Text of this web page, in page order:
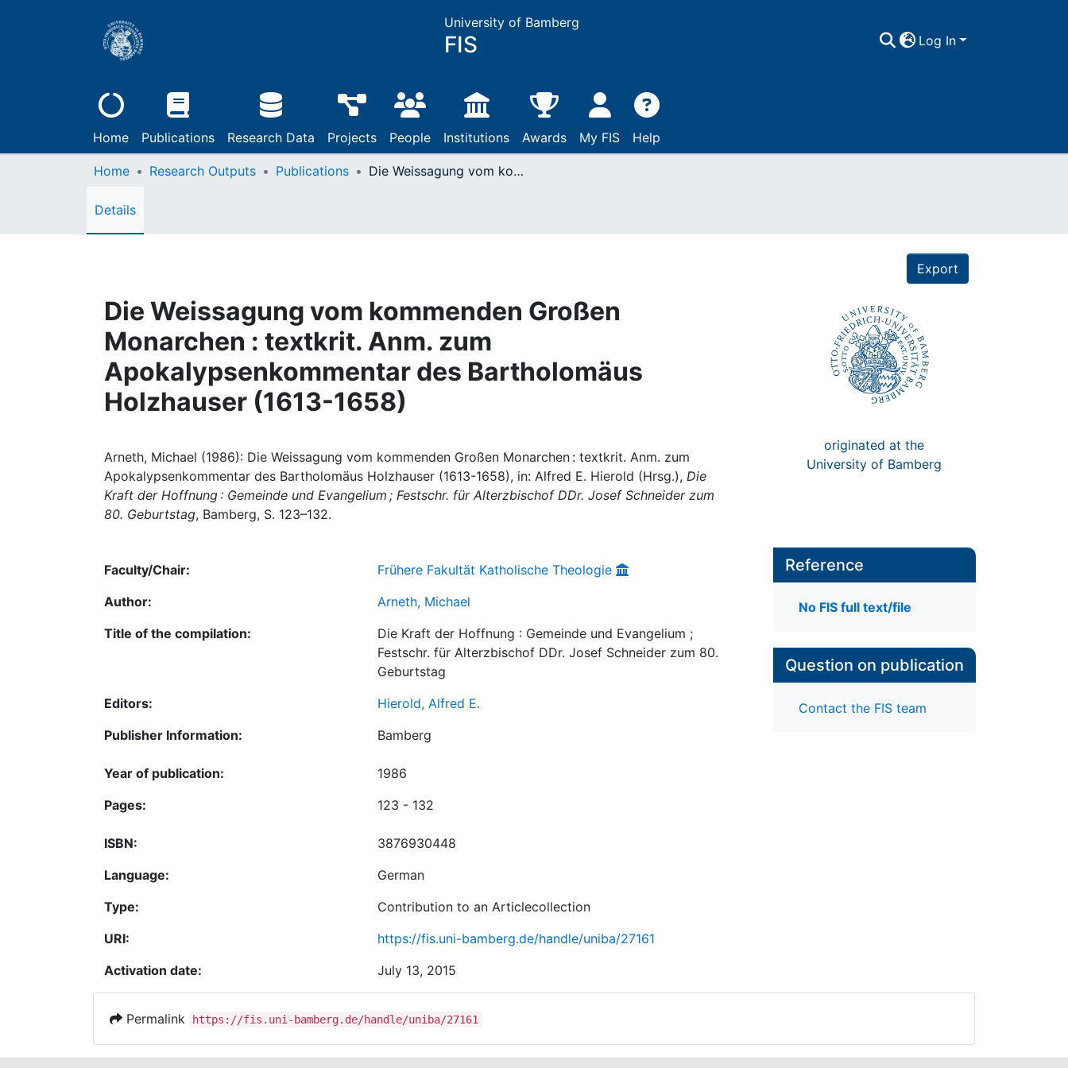
University of Bamberg
FIS Log In
Home Publications Research Data Projects People Institutions Awards My FIS Help
Home Research Outputs Publications Die Weissagung vom kommenden Großen Monarchen : textkrit. Anm. zum Apokalypsenkommentar des Bartholomäus Holzhauser (1613-1658)
Details
Export
Die Weissagung vom kommenden Großen
Monarchen : textkrit. Anm. zum
Apokalypsenkommentar des Bartholomäus
Holzhauser (1613-1658)
Arneth, Michael (1986): Die Weissagung vom kommenden Großen Monarchen : textkrit. Anm. zum
Apokalypsenkommentar des Bartholomäus Holzhauser (1613-1658), in: Alfred E. Hierold (Hrsg.), Die
Kraft der Hoffnung : Gemeinde und Evangelium ; Festschr. für Alterzbischof DDr. Josef Schneider zum
80. Geburtstag, Bamberg, S. 123–132.
originated at the
University of Bamberg
Faculty/Chair:
Frühere Fakultät Katholische Theologie
Author:
Arneth, Michael
Title of the compilation:
Die Kraft der Hoffnung : Gemeinde und Evangelium ;
Festschr. für Alterzbischof DDr. Josef Schneider zum 80.
Geburtstag
Editors:
Hierold, Alfred E.
Publisher Information:
Bamberg
Year of publication:
1986
Pages:
123 - 132
ISBN:
3876930448
Language:
German
Type:
Contribution to an Articlecollection
URI:
https://fis.uni-bamberg.de/handle/uniba/27161
Activation date:
July 13, 2015
Reference
No FIS full text/file
Question on publication
Contact the FIS team
Permalink https://fis.uni-bamberg.de/handle/uniba/27161